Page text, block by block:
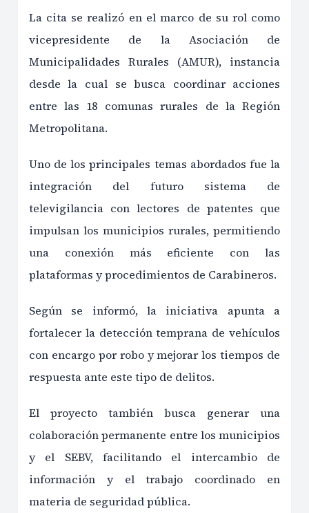
La cita se realizó en el marco de su rol como
vicepresidente de la Asociación de
Municipalidades Rurales (AMUR), instancia
desde la cual se busca coordinar acciones
entre las 18 comunas rurales de la Región
Metropolitana.
Uno de los principales temas abordados fue la
integración del futuro sistema de
televigilancia con lectores de patentes que
impulsan los municipios rurales, permitiendo
una conexión más eficiente con las
plataformas y procedimientos de Carabineros.
Según se informó, la iniciativa apunta a
fortalecer la detección temprana de vehículos
con encargo por robo y mejorar los tiempos de
respuesta ante este tipo de delitos.
El proyecto también busca generar una
colaboración permanente entre los municipios
y el SEBV, facilitando el intercambio de
información y el trabajo coordinado en
materia de seguridad pública.